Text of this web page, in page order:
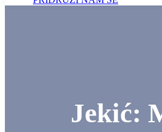
Jekić: